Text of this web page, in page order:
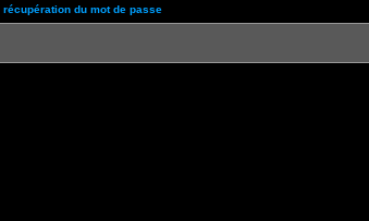
récupération du mot de passe